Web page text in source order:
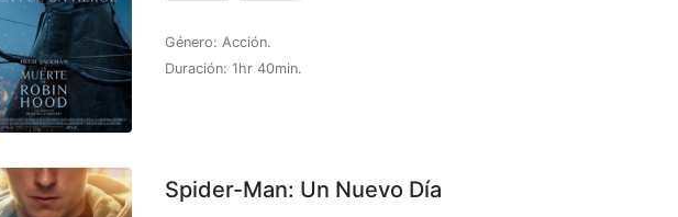
Género: Acción.
Duración: 1hr 40min.
Spider-Man: Un Nuevo Día